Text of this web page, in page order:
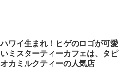
ハワイ生まれ！ヒゲのロゴが可愛
いミスターティーカフェは、タピ
オカミルクティーの人気店